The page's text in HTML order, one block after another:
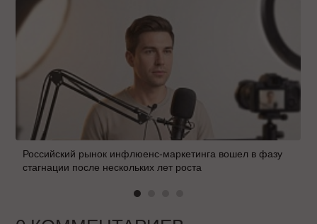
Российский рынок инфлюенс-маркетинга вошел в фазу
стагнации после нескольких лет роста